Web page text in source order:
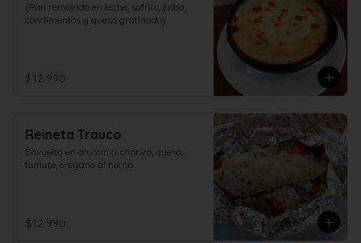
(Pan remojado en leche, sofrito, jaiba,
condimentos y queso gratinado)
$12.990
Reineta Trauco
Envuelta en aluminio, chorizo, queso,
tomate, orégano al horno
$12.990